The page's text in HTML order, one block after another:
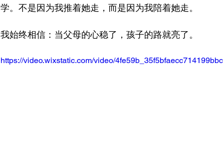
学。不是因为我推着她走，而是因为我陪着她走。
我始终相信：当父母的心稳了，孩子的路就亮了。
https://video.wixstatic.com/video/